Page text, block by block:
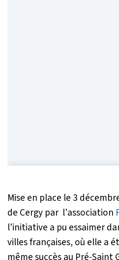
Mise en place le 3
de Cergy par l'association
l'initiative a pu essaimer
villes françaises, où elle a
même succès au Pré-Saint